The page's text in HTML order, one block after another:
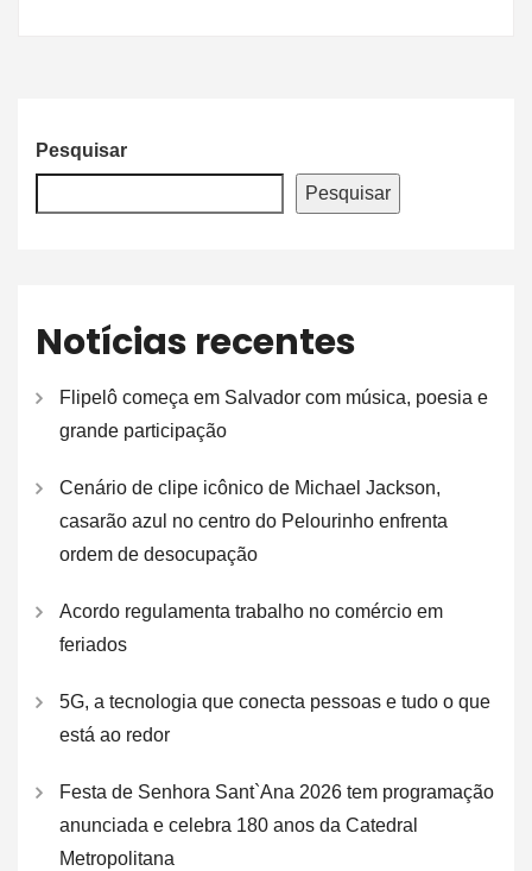
Pesquisar
Pesquisar
Notícias recentes
Flipelô começa em Salvador com música, poesia e
grande participação
Cenário de clipe icônico de Michael Jackson,
casarão azul no centro do Pelourinho enfrenta
ordem de desocupação
Acordo regulamenta trabalho no comércio em
feriados
5G, a tecnologia que conecta pessoas e tudo o que
está ao redor
Festa de Senhora Sant`Ana 2026 tem programação
anunciada e celebra 180 anos da Catedral
Metropolitana